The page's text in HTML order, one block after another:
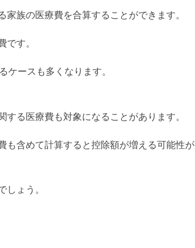
族の医療費を合算することができます。
です。
ケースも多くなります。
る医療費も対象になることがあります。
も含めて計算すると控除額が増える可能性が
しょう。